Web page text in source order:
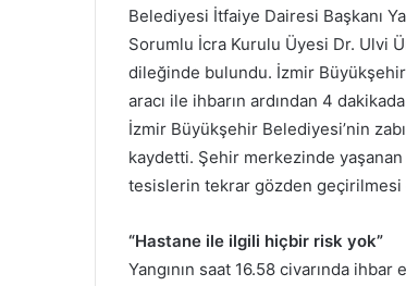
Belediyesi İtfaiye Dairesi Başkanı
Sorumlu İcra Kurulu Üyesi Dr. Ulvi
dileğinde bulundu. İzmir
aracı ile ihbarın ardından 4
İzmir Büyükşehir Belediyesi’nin
kaydetti. Şehir merkezinde
tesislerin tekrar gözden geçirilmesi
“Hastane ile ilgili hiçbir risk yok”
Yangının saat 16.58 civarında